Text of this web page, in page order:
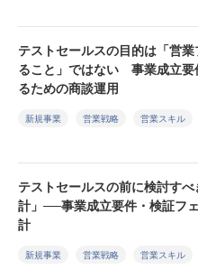
テストセールスの目的は「営
ること」ではない 事業成立要
るための商談運用
新規事業 営業戦略 営業スキル
テストセールスの前に検討す
計」──事業成立要件・検証フ
計
新規事業 営業戦略 営業スキル